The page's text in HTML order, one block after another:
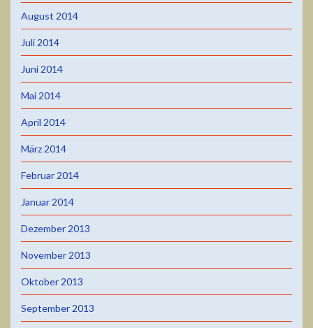
August 2014
Juli 2014
Juni 2014
Mai 2014
April 2014
März 2014
Februar 2014
Januar 2014
Dezember 2013
November 2013
Oktober 2013
September 2013